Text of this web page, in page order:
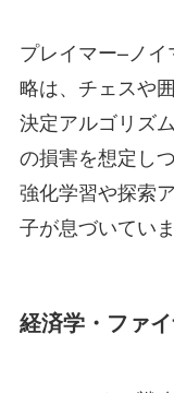
プレイマー–ノ
略は、チェスや
決定アルゴリズ
の損害を想定し
強化学習や探索
子が息づいていま
経済学・ファ